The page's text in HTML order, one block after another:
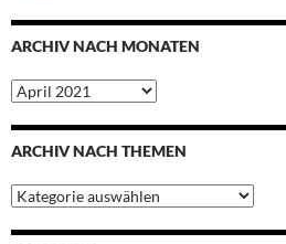
ARCHIV NACH MONATEN
Archiv
nach
Monaten
ARCHIV NACH THEMEN
Archiv
nach
Themen